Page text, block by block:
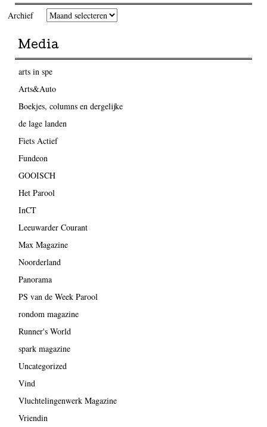
Archief
Media
arts in spe
Arts&Auto
Boekjes, columns en dergelijke
de lage landen
Fiets Actief
Fundeon
GOOISCH
Het Parool
InCT
Leeuwarder Courant
Max Magazine
Noorderland
Panorama
PS van de Week Parool
rondom magazine
Runner's World
spark magazine
Uncategorized
Vind
Vluchtelingenwerk Magazine
Vriendin